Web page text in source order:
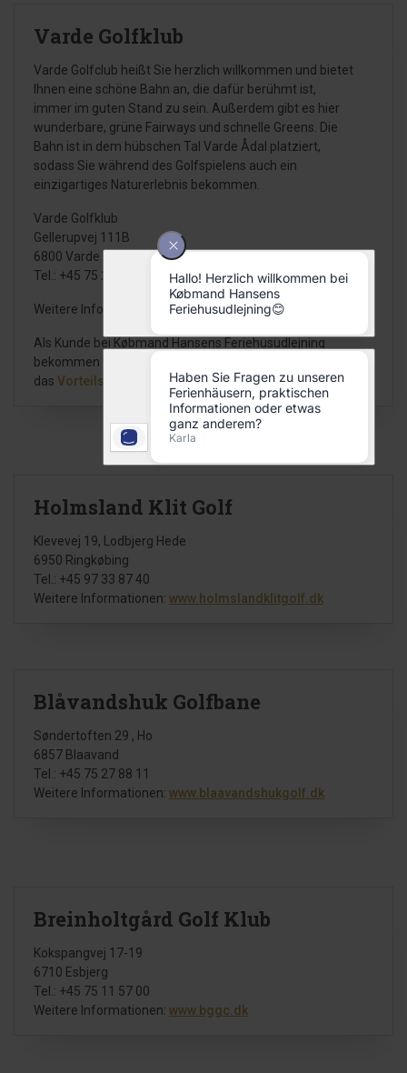
Varde Golfklub
Varde Golfclub heißt Sie herzlich willkommen und bietet
Ihnen eine schöne Bahn an, die dafür berühmt ist,
immer im guten Stand zu sein. Außerdem gibt es hier
wunderbare, grüne Fairways und schnelle Greens. Die
Bahn ist in dem hübschen Tal Varde Ådal platziert,
sodass Sie während des Golfspielens auch ein
einzigartiges Naturerlebnis bekommen.
Varde Golfklub
Gellerupvej 111B
6800 Varde
Tel.: +45 75 22 49 44
Weitere Informationen: www.vardegolfklub.dk
Als Kunde bei Købmand Hansens Feriehusudlejning
bekommen Sie auf die Greenfees Rabatt. Sehen Sie
das Vorteilsprogramm hier.
Holmsland Klit Golf
Klevevej 19, Lodbjerg Hede
6950 Ringkøbing
Tel.: +45 97 33 87 40
Weitere Informationen: www.holmslandklitgolf.dk
Blåvandshuk Golfbane
Søndertoften 29 , Ho
6857 Blaavand
Tel.: +45 75 27 88 11
Weitere Informationen: www.blaavandshukgolf.dk
Breinholtgård Golf Klub
Kokspangvej 17-19
6710 Esbjerg
Tel.: +45 75 11 57 00
Weitere Informationen: www.bggc.dk